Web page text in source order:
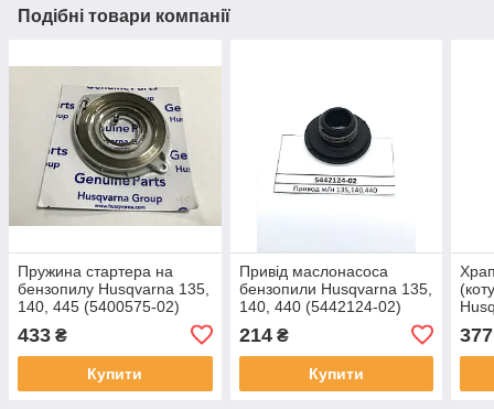
Подібні товари компанії
Пружина стартера на
бензопилу Husqvarna 135,
140, 445 (5400575-02)
433 ₴
Купити
Привід маслонасоса
бензопили Husqvarna 135,
140, 440 (5442124-02)
214₴
Купити
377